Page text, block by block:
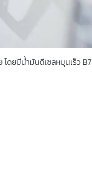
โดยมีน้ำมันดีเซลหมุนเร็ว